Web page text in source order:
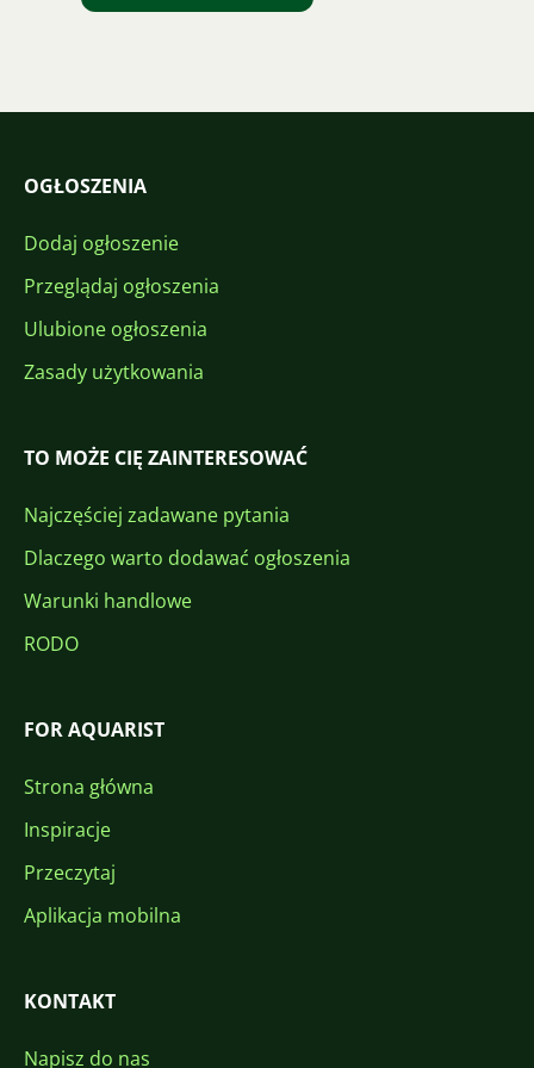
OGŁOSZENIA
Dodaj ogłoszenie
Przeglądaj ogłoszenia
Ulubione ogłoszenia
Zasady użytkowania
TO MOŻE CIĘ ZAINTERESOWAĆ
Najczęściej zadawane pytania
Dlaczego warto dodawać ogłoszenia
Warunki handlowe
RODO
FOR AQUARIST
Strona główna
Inspiracje
Przeczytaj
Aplikacja mobilna
KONTAKT
Napisz do nas